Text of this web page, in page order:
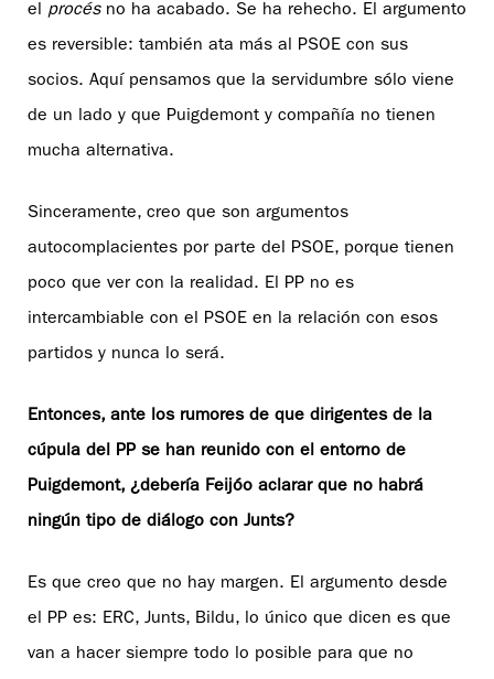
el procésno ha acabado. Se ha rehecho. El argumento
es reversible: también ata más al PSOE con sus
socios. Aquí pensamos que la servidumbre sólo viene
de un lado y que Puigdemont y compañía no tienen
mucha alternativa.
Sinceramente, creo que son argumentos
autocomplacientes por parte del PSOE, porque tienen
poco que ver con la realidad. El PP no es
intercambiable con el PSOE en la relación con esos
partidos y nunca lo será.
Entonces, ante los rumores de que dirigentes de la
cúpula del PP se han reunido con el entorno de
Puigdemont, ¿debería Feijóo aclarar que no habrá
ningún tipo de diálogo con Junts?
Es que creo que no hay margen. El argumento desde
el PP es: ERC, Junts, Bildu, lo único que dicen es que
van a hacer siempre todo lo posible para que no